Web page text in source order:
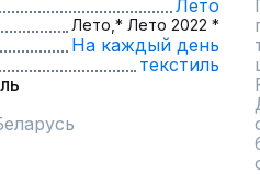
Лето
Лето, * Лето 2022 *
На каждый день
текстиль